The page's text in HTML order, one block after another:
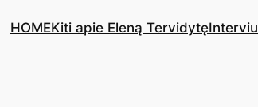
HOMEKiti apie Eleną TervidytęInterviu